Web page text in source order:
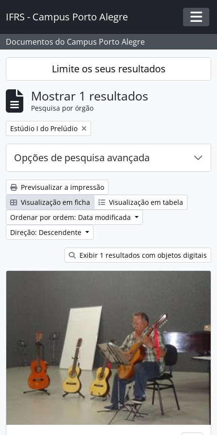
IFRS - Campus Porto Alegre
Documentos do Campus Porto Alegre
Limite os seus resultados
Mostrar 1 resultados
Pesquisa por órgão
Remover filtro:
Estúdio I do Prelúdio
Opções de pesquisa avançada
Previsualizar a impressão
Visualização em ficha
Visualização em tabela
Ordenar por ordem: Data modificada
Direção: Descendente
Exibir 1 resultados com objetos digitais